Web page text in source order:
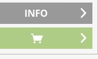
INFO